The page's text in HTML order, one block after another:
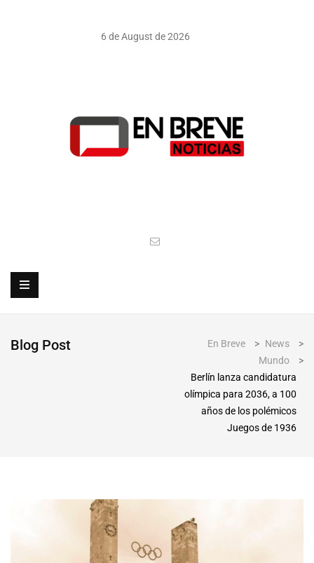
6 de August de 2026
Blog Post En Breve > News
>
Mundo
>
Berlín lanza candidatura
olímpica para 2036, a 100
años de los polémicos
Juegos de 1936